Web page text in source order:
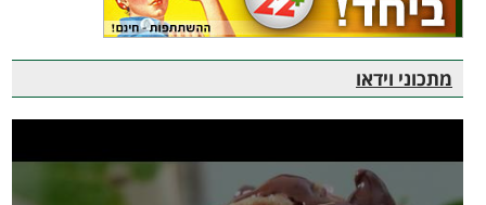
מתכוני וידאו